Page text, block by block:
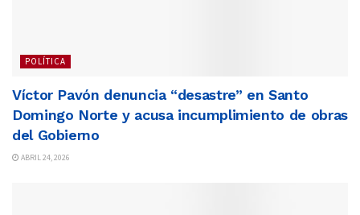
POLÍTICA
Víctor Pavón denuncia “desastre” en Santo
Domingo Norte y acusa incumplimiento de obras
del Gobierno
ABRIL 24, 2026